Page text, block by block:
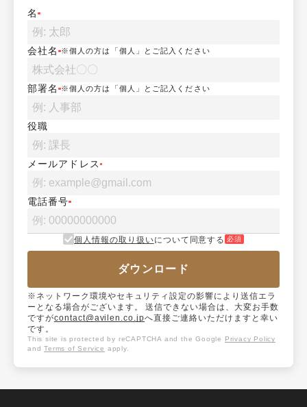
名
会社名 ※個人の方は「個人」とご記入ください
部署名 ※個人の方は「個人」とご記入ください
役職
メールアドレス
電話番号
個人情報の取り扱いについて同意する 必須
ダウンロード
※ネットワーク環境やセキュリティ設定の影響により送信エラ
ーとなる場合がございます。 送信できない場合は、大変お手数
ですがcontact@avilen.co.jpへ直接ご連絡いただけますと幸い
です。
This site is protected by reCAPTCHA and the Google
Privacy Policy
and Terms of Service apply.